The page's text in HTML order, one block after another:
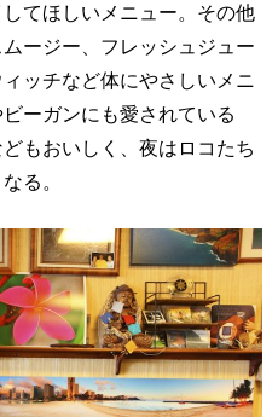
てほしいメニュー。その他
ージー、フレッシュジュー
ッチなど体にやさしいメニ
ーガンにも愛されている
もおいしく、夜はロコたち
る。